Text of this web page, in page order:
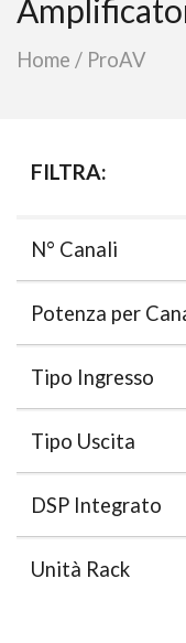
Home / ProAV
FILTRA:
N° Canali
Potenza per
Tipo Ingresso
Tipo Uscita
DSP Integrato
Unità Rack